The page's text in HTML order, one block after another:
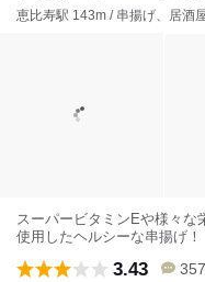
恵比寿駅 143m / 串揚げ、居酒
スーパービタミンEや様々な
使用したヘルシーな串揚げ！
3.43 357